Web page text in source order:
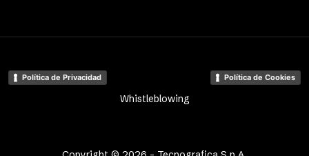
Política de Privacidad Política de Cookies
Whistleblowing